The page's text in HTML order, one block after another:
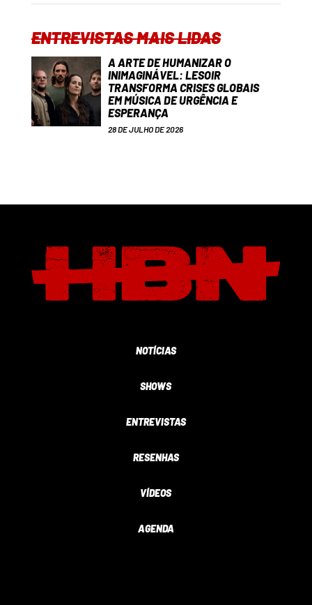
ENTREVISTAS MAIS LIDAS
A ARTE DE HUMANIZAR O
INIMAGINÁVEL: LESOIR
TRANSFORMA CRISES GLOBAIS
EM MÚSICA DE URGÊNCIA E
ESPERANÇA
28 DE JULHO DE 2026
NOTÍCIAS
SHOWS
ENTREVISTAS
RESENHAS
VÍDEOS
AGENDA